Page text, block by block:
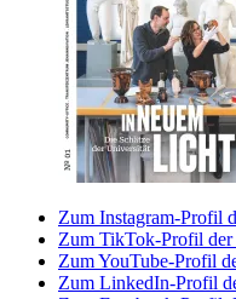
Zum Instagram-Profil
Zum TikTok-Profil der
Zum YouTube-Profil
Zum LinkedIn-Profil